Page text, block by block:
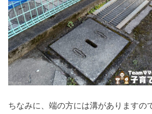
ちなみに、端の方には溝がありますの